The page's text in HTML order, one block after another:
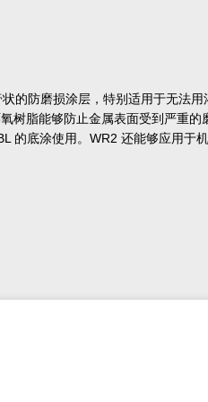
的防磨损涂层，特别适用于无法用
树脂能够防止金属表面受到严重的
的底涂使用。WR2 还能够应用于